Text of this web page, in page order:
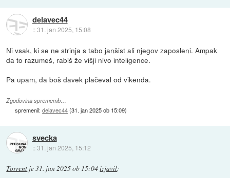
delavec44
::31. jan 2025, 15:08
Ni vsak, ki se ne strinja s tabo janšist ali njegov zaposleni. Ampak
da to razumeš, rabiš že višji nivo inteligence.
Pa upam, da boš davek plačeval od vikenda.
Zgodovina sprememb…
spremenil:delavec44(31. jan 2025 ob 15:09)
svecka
::31. jan 2025, 15:12
Torrent je31. jan 2025 ob 15:04izjavil: